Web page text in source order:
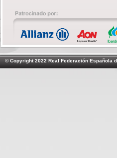
© Copyright 2022 Real Federación Española